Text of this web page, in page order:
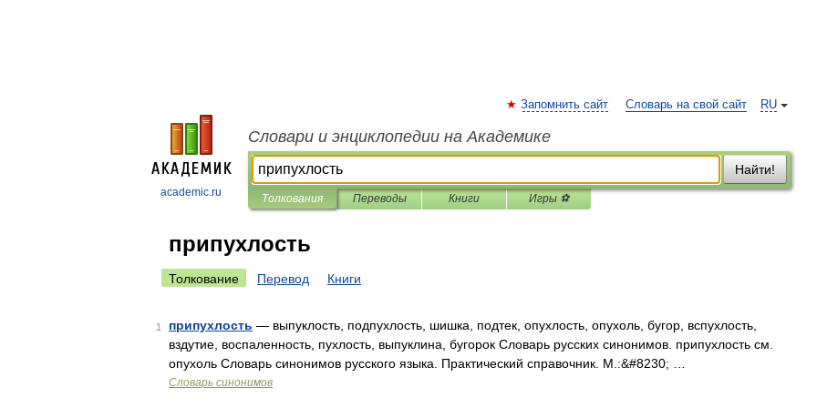
academic.ru
RU
Запомнить сайт Словарь на свой сайт
Словари и энциклопедии на Академике
Найти!
Толкования Переводы Книги Игры ⚽
припухлость
Толкование Перевод Книги
1 припухлость — выпуклость, подпухлость, шишка, подтек, опухлость, опухоль, бугор, вспухлость,
вздутие, воспаленность, пухлость, выпуклина, бугорок Словарь русских синонимов. припухлость см.
опухоль Словарь синонимов русского языка. Практический справочник. М.:&#8230; …
Словарь синонимов